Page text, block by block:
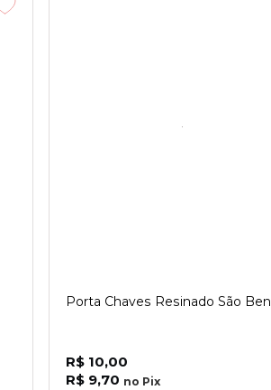
Porta Chaves Resinado São
R$ 10,00
R$ 9,70 no Pix